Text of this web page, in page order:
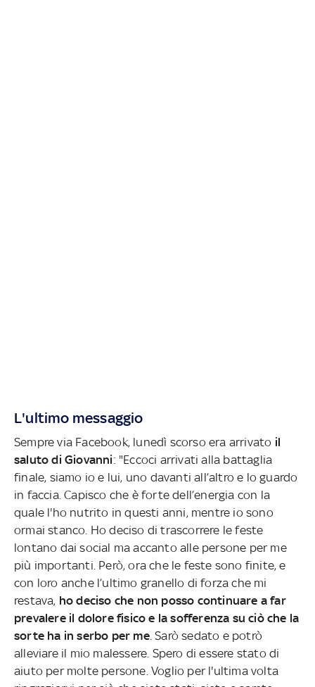
L'ultimo messaggio
Sempre via Facebook, lunedì scorso era arrivato il
saluto di Giovanni: "Eccoci arrivati alla battaglia
finale, siamo io e lui, uno davanti all’altro e lo guardo
in faccia. Capisco che è forte dell’energia con la
quale l'ho nutrito in questi anni, mentre io sono
ormai stanco. Ho deciso di trascorrere le feste
lontano dai social ma accanto alle persone per me
più importanti. Però, ora che le feste sono finite, e
con loro anche l’ultimo granello di forza che mi
restava, ho deciso che non posso continuare a far
prevalere il dolore fisico e la sofferenza su ciò che la
sorte ha in serbo per me. Sarò sedato e potrò
alleviare il mio malessere. Spero di essere stato di
aiuto per molte persone. Voglio per l'ultima volta